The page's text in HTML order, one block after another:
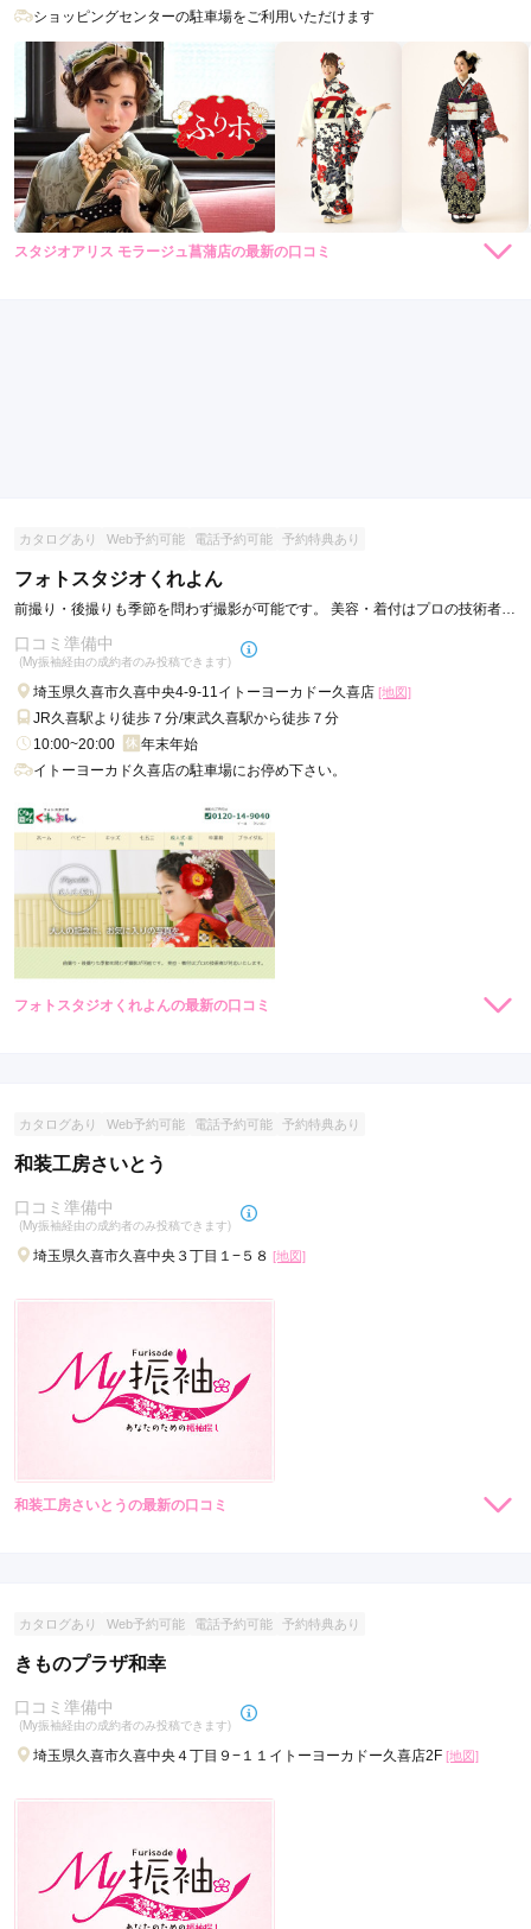
ショッピングセンターの駐車場をご利用いただけます
スタジオアリス モラージュ菖蒲店の最新の口コミ
カタログあり Web予約可能 電話予約可能 予約特典あり
フォトスタジオくれよん
前撮り・後撮りも季節を問わず撮影が可能です。 美容・着付はプロの技術者が
口コミ準備中
(My振袖経由の成約者のみ投稿できます)
埼玉県久喜市久喜中央4-9-11イトーヨーカドー久喜店 [地図]
JR久喜駅より徒歩７分/東武久喜駅から徒歩７分
10:00~20:00
年末年始
イトーヨーカド久喜店の駐車場にお停め下さい。
フォトスタジオくれよんの最新の口コミ
カタログあり Web予約可能 電話予約可能 予約特典あり
和装工房さいとう
口コミ準備中
(My振袖経由の成約者のみ投稿できます)
埼玉県久喜市久喜中央３丁目１−５８ [地図]
和装工房さいとうの最新の口コミ
カタログあり Web予約可能 電話予約可能 予約特典あり
きものプラザ和幸
口コミ準備中
(My振袖経由の成約者のみ投稿できます)
埼玉県久喜市久喜中央４丁目９−１１イトーヨーカドー久喜店2F [地図]